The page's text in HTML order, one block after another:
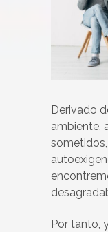
Derivado
ambiente,
Por tanto,